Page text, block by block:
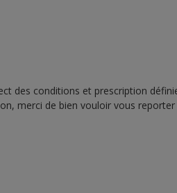
des conditions et prescription
merci de bien vouloir vous